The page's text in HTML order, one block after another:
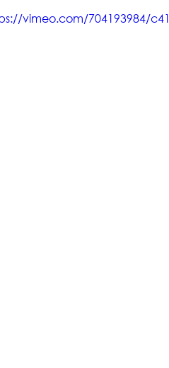
vimeo.com/704193984/